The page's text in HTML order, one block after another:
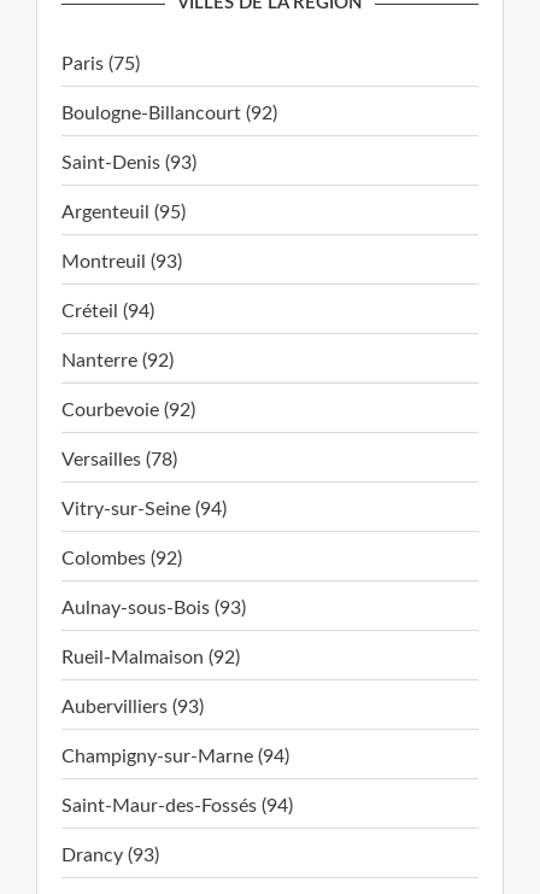
Paris (75)
Boulogne-Billancourt (92)
Saint-Denis (93)
Argenteuil (95)
Montreuil (93)
Créteil (94)
Nanterre (92)
Courbevoie (92)
Versailles (78)
Vitry-sur-Seine (94)
Colombes (92)
Aulnay-sous-Bois (93)
Rueil-Malmaison (92)
Aubervilliers (93)
Champigny-sur-Marne (94)
Saint-Maur-des-Fossés (94)
Drancy (93)